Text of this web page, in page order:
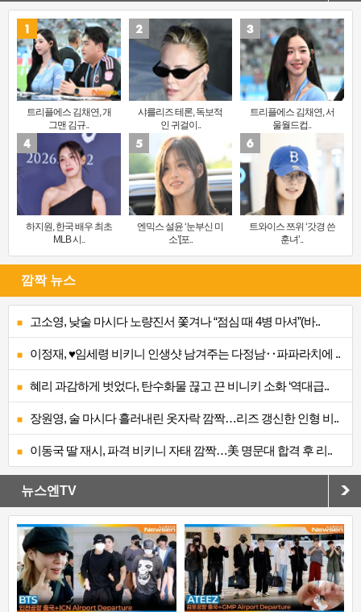
트리플에스 김채연, 개
그맨 김규..
샤를리즈 테론, 독보적
인 귀걸이..
트리플에스 김채연, 서
울월드컵..
하지원, 한국 배우 최초
MLB 시..
엔믹스 설윤 ‘눈부신 미
소’[포..
트와이스 쯔위 ‘갓경 쓴
훈녀’..
깜짝 뉴스
고소영, 낮술 마시다 노량진서 쫓겨나 “점심 때 4병 마셔”(바..
이정재, ♥임세령 비키니 인생샷 남겨주는 다정남‥파파라치에 ..
혜리 과감하게 벗었다, 탄수화물 끊고 끈 비니키 소화 ‘역대급..
장원영, 술 마시다 흘러내린 옷자락 깜짝…리즈 갱신한 인형 비..
이동국 딸 재시, 파격 비키니 자태 깜짝…美 명문대 합격 후 리..
뉴스엔TV